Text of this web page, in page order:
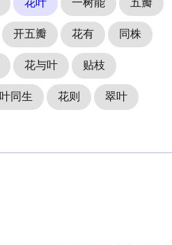
花叶 一树能 五瓣
开五瓣 花有 同株
花与叶 贴枝
叶同生 花则 翠叶